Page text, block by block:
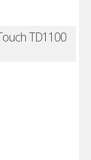
TD1100